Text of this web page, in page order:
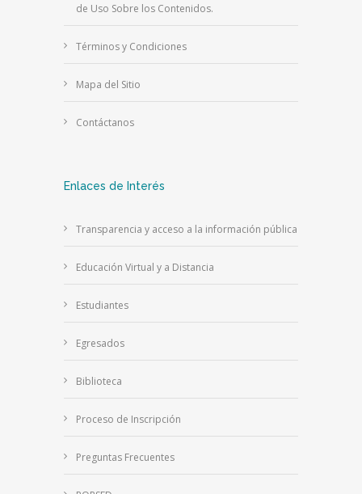
de Uso Sobre los Contenidos.
Términos y Condiciones
Mapa del Sitio
Contáctanos
Enlaces de Interés
Transparencia y acceso a la información pública
Educación Virtual y a Distancia
Estudiantes
Egresados
Biblioteca
Proceso de Inscripción
Preguntas Frecuentes